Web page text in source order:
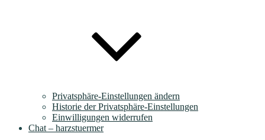
Privatsphäre-Einstellungen ändern
Historie der Privatsphäre-Einstellungen
Einwilligungen widerrufen
Chat – harzstuermer